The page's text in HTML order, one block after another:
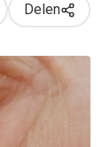
Delen